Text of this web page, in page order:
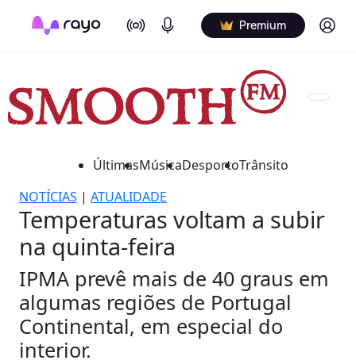
On Air Podcasts Premium Log in
ÚltimasMúsicaDesportoTrânsito
NOTÍCIAS | ATUALIDADE
Temperaturas voltam a subir
na quinta-feira
IPMA prevê mais de 40 graus em
algumas regiões de Portugal
Continental, em especial do
interior.